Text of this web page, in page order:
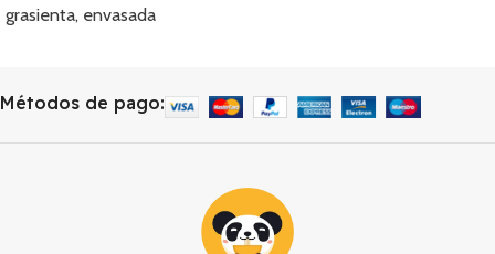
grasienta, envasada
Métodos de pago: